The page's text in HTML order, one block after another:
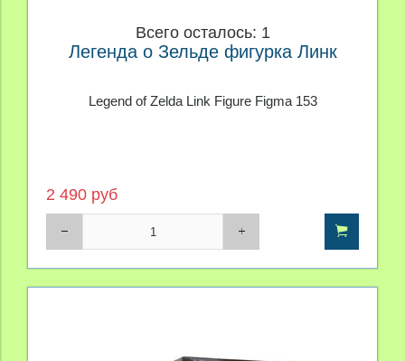
Всего осталось: 1
Легенда о Зельде фигурка Линк
Legend of Zelda Link Figure Figma 153
2 490 руб